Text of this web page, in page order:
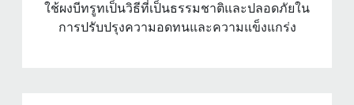
ใช้ผงบีทรูทเป็นวิธีที่เป็นธรรมชาติและปลอดภัยใน
การปรับปรุงความอดทนและความแข็งแกร่ง